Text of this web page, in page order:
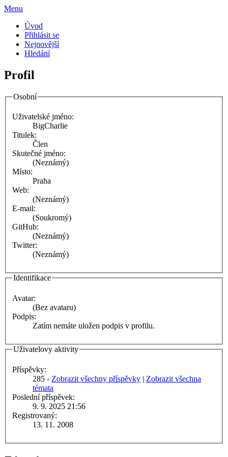
Menu
Úvod
Přihlásit se
Nejnovější
Hledání
Profil
Osobní
Uživatelské jméno:
BigCharlie
Titulek:
Člen
Skutečné jméno:
(Neznámý)
Místo:
Praha
Web:
(Neznámý)
E-mail:
(Soukromý)
GitHub:
(Neznámý)
Twitter:
(Neznámý)
Identifikace
Avatar:
(Bez avataru)
Podpis:
Zatím nemáte uložen podpis v profilu.
Uživatelovy aktivity
Příspěvky:
285 - Zobrazit všechny příspěvky | Zobrazit všechna
témata
Poslední příspěvek:
9. 9. 2025 21:56
Registrovaný:
13. 11. 2008